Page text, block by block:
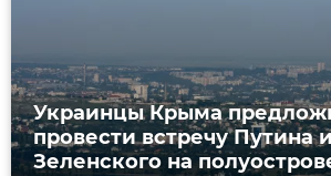
Украинцы Крыма
провести встречу Путина
Зеленского на